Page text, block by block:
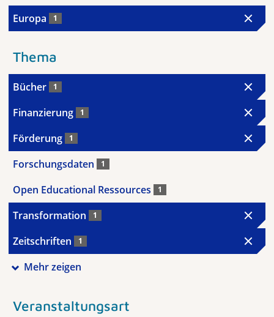
Europa 1
Thema
Bücher 1
Finanzierung 1
Förderung 1
Forschungsdaten 1
Open Educational Ressources 1
Transformation 1
Zeitschriften 1
Mehr zeigen
Veranstaltungsart